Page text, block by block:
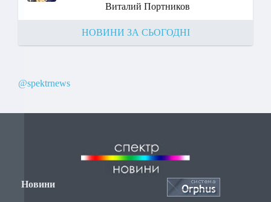
Виталий Портников
НОВИНИ ЗА СЬОГОДНІ
@spektrnews
Новини